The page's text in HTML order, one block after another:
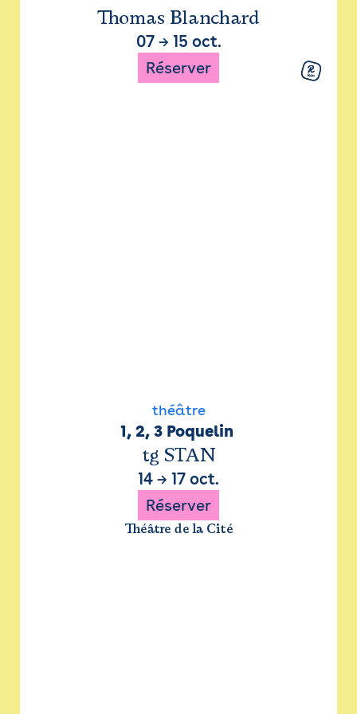
Thomas Blanchard
07→ 15 oct.
Réserver
théâtre
1, 2, 3 Poquelin
tg STAN
14 → 17 oct.
Réserver
Théâtre de la Cité